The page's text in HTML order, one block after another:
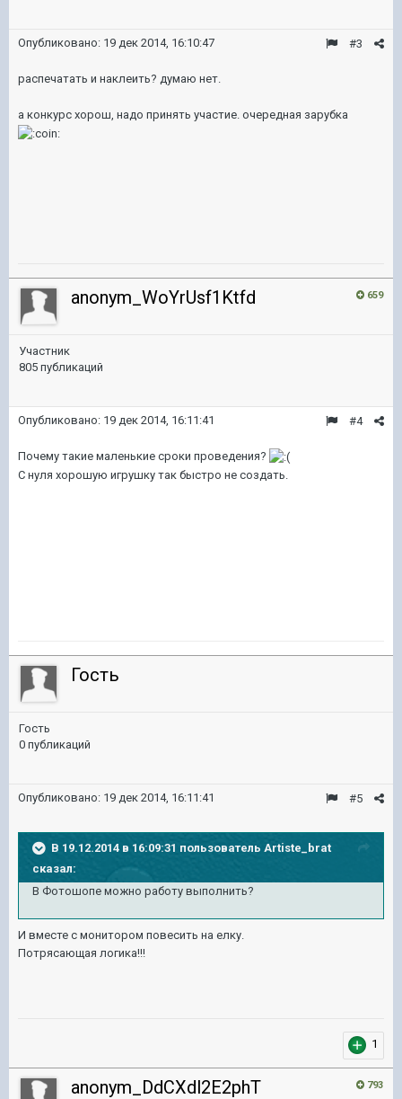
#3
Опубликовано: 19 дек 2014, 16:10:47
распечатать и наклеить? думаю нет.
а конкурс хорош, надо принять участие. очередная зарубка
659
anonym_WoYrUsf1Ktfd
Участник
805 публикаций
#4
Опубликовано: 19 дек 2014, 16:11:41
Почему такие маленькие сроки проведения?
С нуля хорошую игрушку так быстро не создать.
Гость
Гость
0 публикаций
#5
Опубликовано: 19 дек 2014, 16:11:41
В 19.12.2014 в 16:09:31 пользователь Artiste_brat
сказал:
В Фотошопе можно работу выполнить?
И вместе с монитором повесить на елку.
Потрясающая логика!!!
1
793
anonym_DdCXdl2E2phT